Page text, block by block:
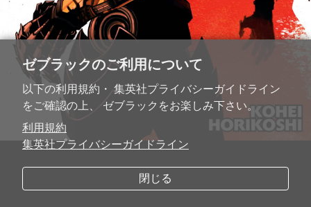
ゼブラックのご利用について
以下の利用規約・ 集英社プライバシーガイドライン
をご確認の上、 ゼブラックをお楽しみ下さい。
利用規約
集英社プライバシーガイドライン
閉じる